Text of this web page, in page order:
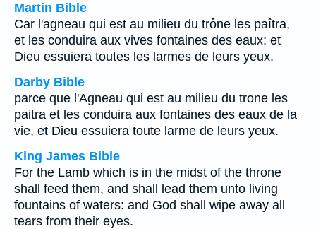
Martin Bible
Car l'agneau qui est au milieu du trône les paîtra,
et les conduira aux vives fontaines des eaux; et
Dieu essuiera toutes les larmes de leurs yeux.
Darby Bible
parce que l'Agneau qui est au milieu du trone les
paitra et les conduira aux fontaines des eaux de la
vie, et Dieu essuiera toute larme de leurs yeux.
King James Bible
For the Lamb which is in the midst of the throne
shall feed them, and shall lead them unto living
fountains of waters: and God shall wipe away all
tears from their eyes.